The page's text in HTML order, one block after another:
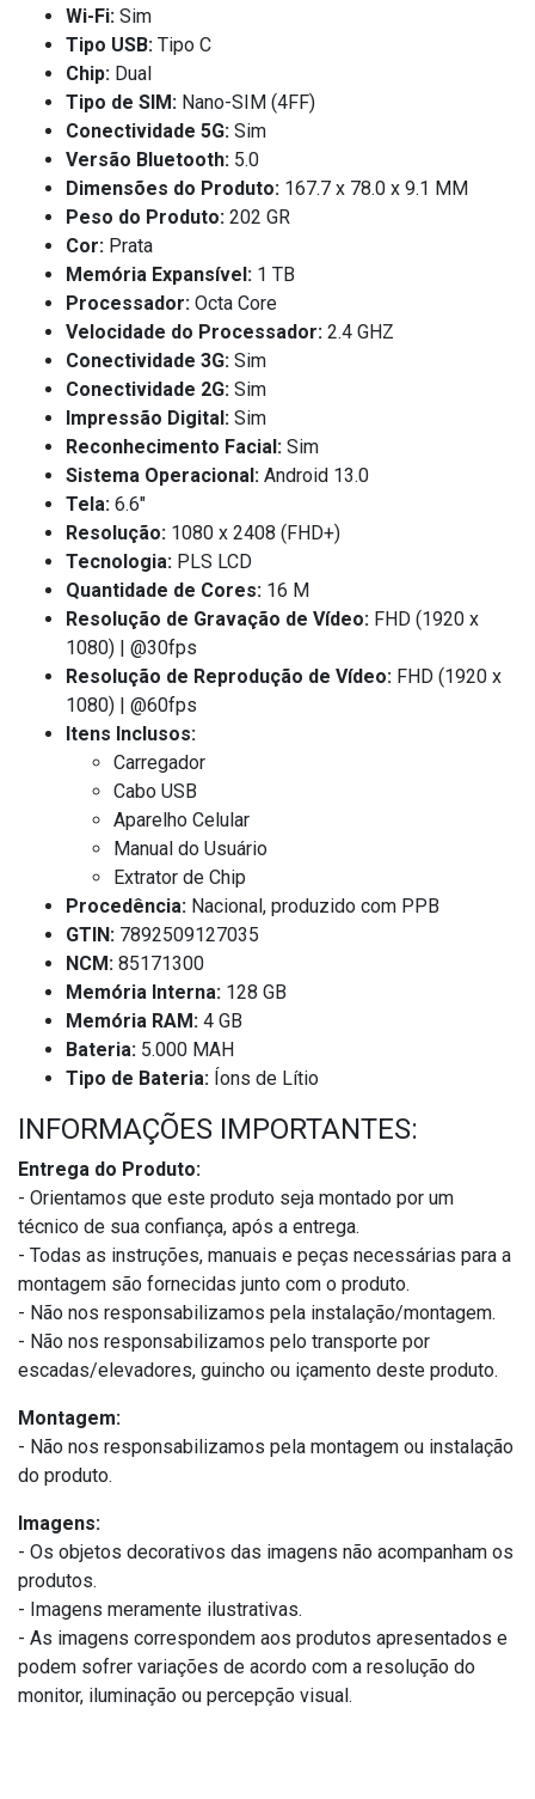
Wi-Fi: Sim
Tipo USB: Tipo C
Chip: Dual
Tipo de SIM: Nano-SIM (4FF)
Conectividade 5G: Sim
Versão Bluetooth: 5.0
Dimensões do Produto: 167.7 x 78.0 x 9.1 MM
Peso do Produto: 202 GR
Cor: Prata
Memória Expansível: 1 TB
Processador: Octa Core
Velocidade do Processador: 2.4 GHZ
Conectividade 3G: Sim
Conectividade 2G: Sim
Impressão Digital: Sim
Reconhecimento Facial: Sim
Sistema Operacional: Android 13.0
Tela: 6.6"
Resolução: 1080 x 2408 (FHD+)
Tecnologia: PLS LCD
Quantidade de Cores: 16 M
Resolução de Gravação de Vídeo: FHD (1920 x
1080) | @30fps
Resolução de Reprodução de Vídeo: FHD (1920 x
1080) | @60fps
Itens Inclusos:
Carregador
Cabo USB
Aparelho Celular
Manual do Usuário
Extrator de Chip
Procedência: Nacional, produzido com PPB
GTIN: 7892509127035
NCM: 85171300
Memória Interna: 128 GB
Memória RAM: 4 GB
Bateria: 5.000 MAH
Tipo de Bateria: Íons de Lítio
INFORMAÇÕES IMPORTANTES:
Entrega do Produto:
- Orientamos que este produto seja montado por um
técnico de sua confiança, após a entrega.
- Todas as instruções, manuais e peças necessárias para a
montagem são fornecidas junto com o produto.
- Não nos responsabilizamos pela instalação/montagem.
- Não nos responsabilizamos pelo transporte por
escadas/elevadores, guincho ou içamento deste produto.
Montagem:
- Não nos responsabilizamos pela montagem ou instalação
do produto.
Imagens:
- Os objetos decorativos das imagens não acompanham os
produtos.
- Imagens meramente ilustrativas.
- As imagens correspondem aos produtos apresentados e
podem sofrer variações de acordo com a resolução do
monitor, iluminação ou percepção visual.